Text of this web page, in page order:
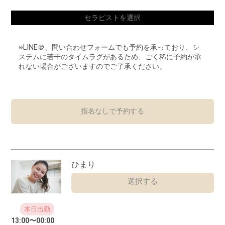
セラピストを選択
※LINE＠、問い合わせフォームでも予約を承っており、シ
ステムに若干のタイムラグがあるため、ごく稀に予約が承
れない場合がございますのでご了承ください。
指名なしで予約する
本日出勤
13:00〜00:00
ひまり
選択する